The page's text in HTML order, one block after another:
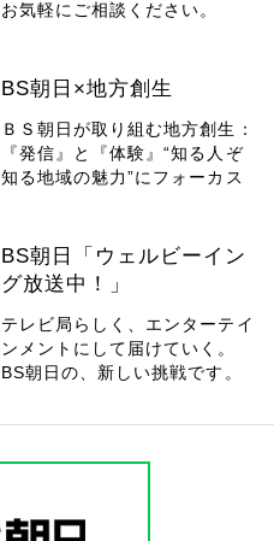
お気軽にご相談ください。
BS朝日×地方創生
ＢＳ朝日が取り組む地方創生：
『発信』と『体験』“知る人ぞ
知る地域の魅力”にフォーカス
BS朝日「ウェルビーイン
グ放送中！」
テレビ局らしく、エンターテイ
ンメントにして届けていく。
BS朝日の、新しい挑戦です。